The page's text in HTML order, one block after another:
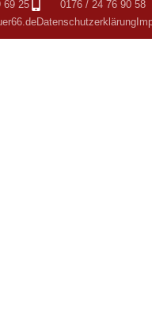
69 25
0176 / 24 76 90 58
Datenschutzerklärung